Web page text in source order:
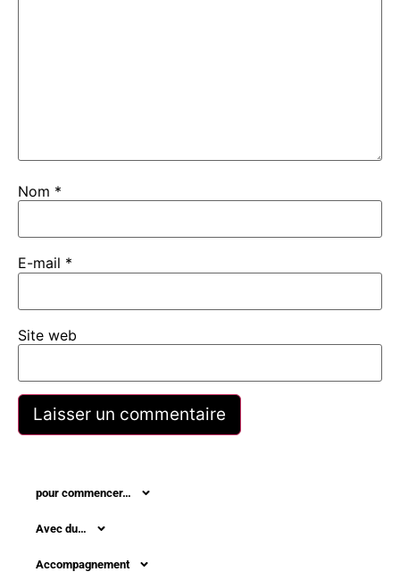
Nom *
E-mail *
Site web
pour commencer…
Avec du…
Accompagnement